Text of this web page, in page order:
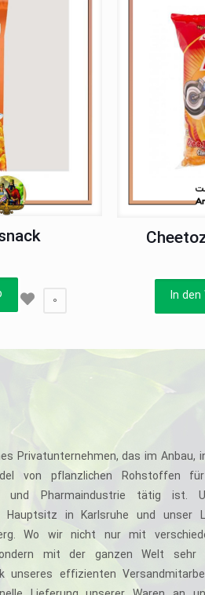
0 In den
Privatunternehmen, das im Anbau,
von pflanzlichen Rohstoffen
und Pharmaindustrie tätig ist.
Hauptsitz in Karlsruhe und unser
Wo wir nicht nur mit
mit der ganzen Welt sehr
unseres effizienten